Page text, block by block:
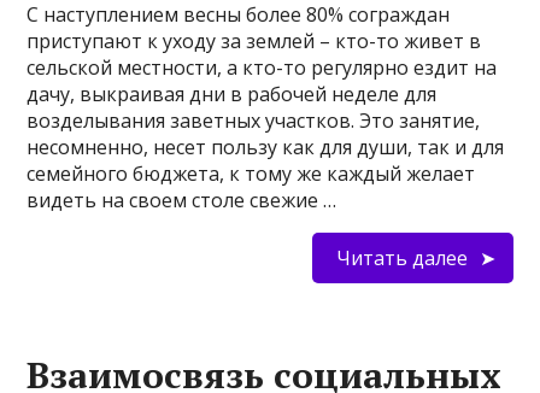
С наступлением весны более 80% сограждан
приступают к уходу за землей – кто-то живет в
сельской местности, а кто-то регулярно ездит на
дачу, выкраивая дни в рабочей неделе для
возделывания заветных участков. Это занятие,
несомненно, несет пользу как для души, так и для
семейного бюджета, к тому же каждый желает
видеть на своем столе свежие …
Читать далее
Взаимосвязь социальных